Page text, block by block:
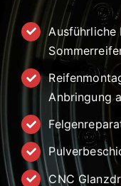
Ausführliche
Anbringung
CNC